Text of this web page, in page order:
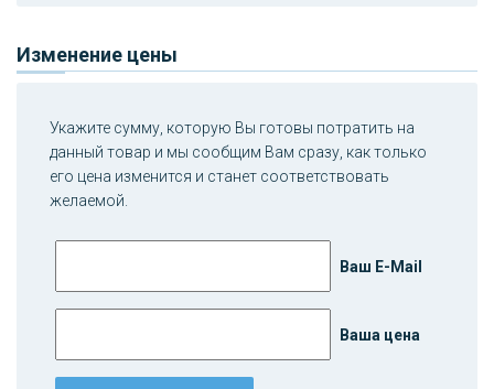
Изменение цены
Укажите сумму, которую Вы готовы потратить на
данный товар и мы сообщим Вам сразу, как только
его цена изменится и станет соответствовать
желаемой.
Ваш E-Mail
Ваша цена